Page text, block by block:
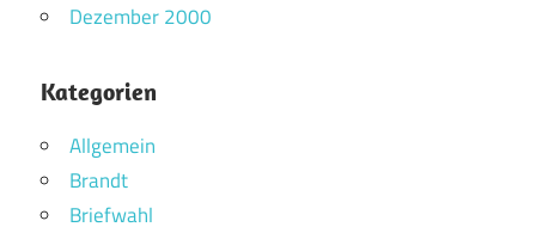
Dezember 2000
Kategorien
Allgemein
Brandt
Briefwahl